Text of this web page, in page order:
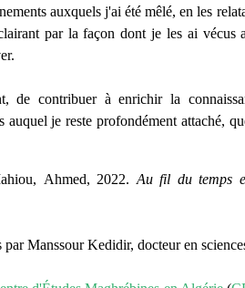
auxquels j'ai été mêlé, en les
par la façon dont je les ai vécus
de contribuer à enrichir la
je reste profondément attaché,
Ahmed, 2022. Au fil du temps
parManssour Kedidir, docteur en